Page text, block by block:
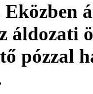
áldozati
pózzal